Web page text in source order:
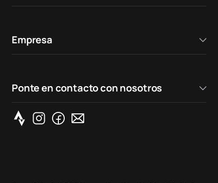
Empresa
Ponte en contacto con nosotros